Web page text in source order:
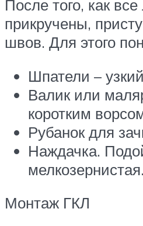
После того, как
прикручены,
швов. Для этого
Шпатели –
Валик или
коротким
Рубанок для
Наждачка.
мелкозернистая.
Монтаж ГКЛ